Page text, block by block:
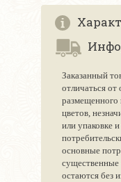
Заказанный
отличаться
размещенного
цветов,
или упаковке
основные
существенные
остаются без